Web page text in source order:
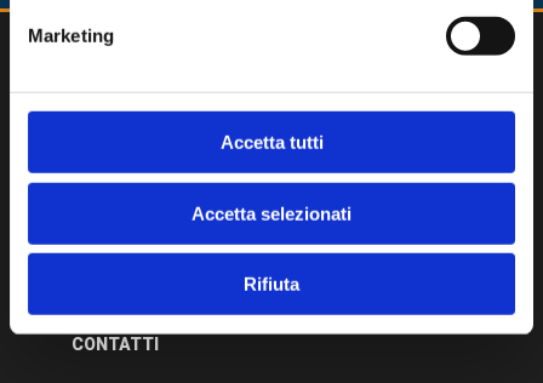
Marketing
Accetta tutti
Accetta selezionati
Rifiuta
Studio di Consulenza del Lavoro, offre servizio di
gestione degli adempimenti del personale ed
CONTATTI